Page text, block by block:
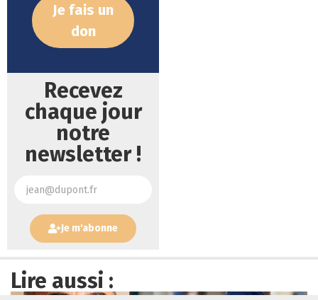
Je fais un
don
Recevez
chaque jour
notre
newsletter !
Je m'abonne
Lire aussi :